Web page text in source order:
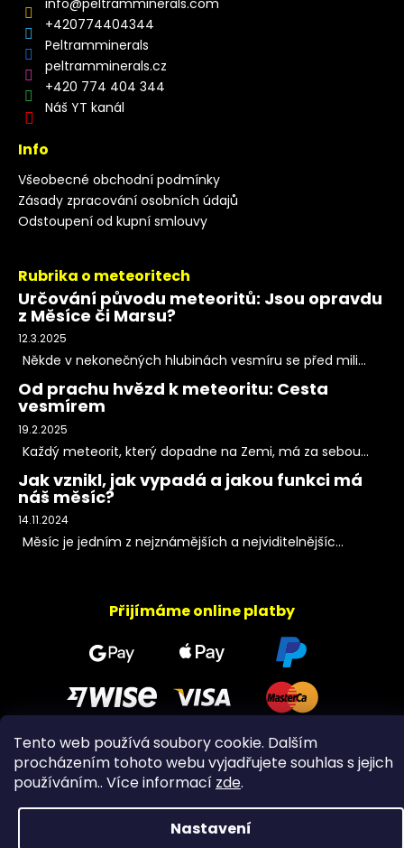
Tento web používá soubory cookie. Dalším
procházením tohoto webu vyjadřujete souhlas s jejich
používáním.. Více informací zde.
Nastavení
+420774404344
Peltramminerals
peltramminerals.cz
+420 774 404 344
Náš YT kanál
Info
Všeobecné obchodní podmínky
Zásady zpracování osobních údajů
Odstoupení od kupní smlouvy
Rubrika o meteoritech
Určování původu meteoritů: Jsou opravdu
z Měsíce či Marsu?
12.3.2025
Někde v nekonečných hlubinách vesmíru se před mili...
Od prachu hvězd k meteoritu: Cesta
vesmírem
19.2.2025
Každý meteorit, který dopadne na Zemi, má za sebou...
Jak vznikl, jak vypadá a jakou funkci má
náš měsíc?
14.11.2024
Měsíc je jedním z nejznámějších a nejviditelnějšíc...
Přijímáme online platby
Copyright 2026PeltramMinerals. Všechna práva
vyhrazena.